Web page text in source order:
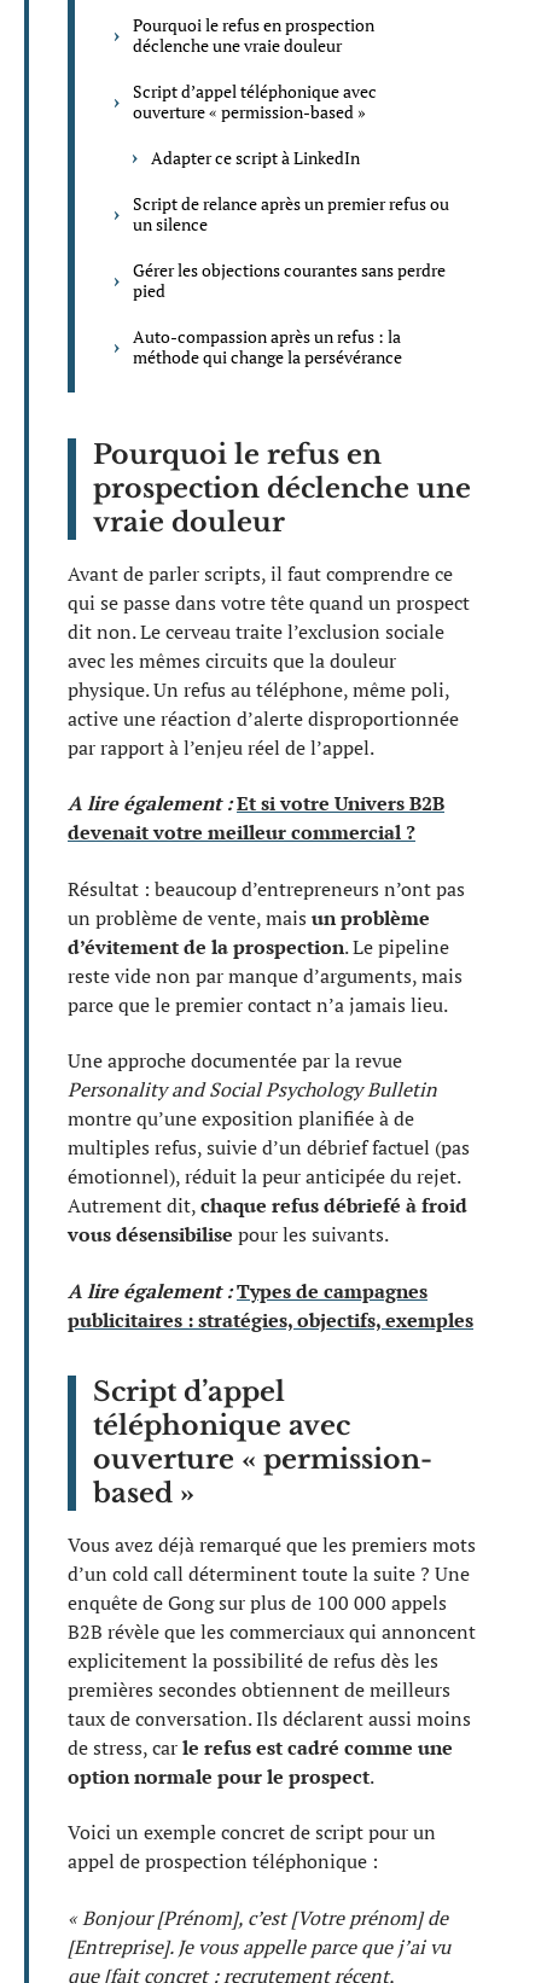
Pourquoi le refus en prospection
déclenche une vraie douleur
Script d’appel téléphonique avec
ouverture « permission-based »
Adapter ce script à LinkedIn
Script de relance après un premier refus ou
un silence
Gérer les objections courantes sans perdre
pied
Auto-compassion après un refus : la
méthode qui change la persévérance
Pourquoi le refus en
prospection déclenche une
vraie douleur
Avant de parler scripts, il faut comprendre ce
qui se passe dans votre tête quand un prospect
dit non. Le cerveau traite l’exclusion sociale
avec les mêmes circuits que la douleur
physique. Un refus au téléphone, même poli,
active une réaction d’alerte disproportionnée
par rapport à l’enjeu réel de l’appel.
A lire également :Et si votre Univers B2B
devenait votre meilleur commercial ?
Résultat : beaucoup d’entrepreneurs n’ont pas
un problème de vente, mais un problème
d’évitement de la prospection. Le pipeline
reste vide non par manque d’arguments, mais
parce que le premier contact n’a jamais lieu.
Une approche documentée par la revue
Personality and Social Psychology Bulletin
montre qu’une exposition planifiée à de
multiples refus, suivie d’un débrief factuel (pas
émotionnel), réduit la peur anticipée du rejet.
Autrement dit,chaque refus débriefé à froid
vous désensibilise pour les suivants.
A lire également :Types de campagnes
publicitaires : stratégies, objectifs, exemples
Script d’appel
téléphonique avec
ouverture « permission-
based »
Vous avez déjà remarqué que les premiers mots
d’un cold call déterminent toute la suite ? Une
enquête de Gong sur plus de 100 000 appels
B2B révèle que les commerciaux qui annoncent
explicitement la possibilité de refus dès les
premières secondes obtiennent de meilleurs
taux de conversation. Ils déclarent aussi moins
de stress, carle refus est cadré comme une
option normale pour le prospect.
Voici un exemple concret de script pour un
appel de prospection téléphonique :
« Bonjour [Prénom], c’est [Votre prénom] de
[Entreprise]. Je vous appelle parce que j’ai vu
que [fait concret : recrutement récent,